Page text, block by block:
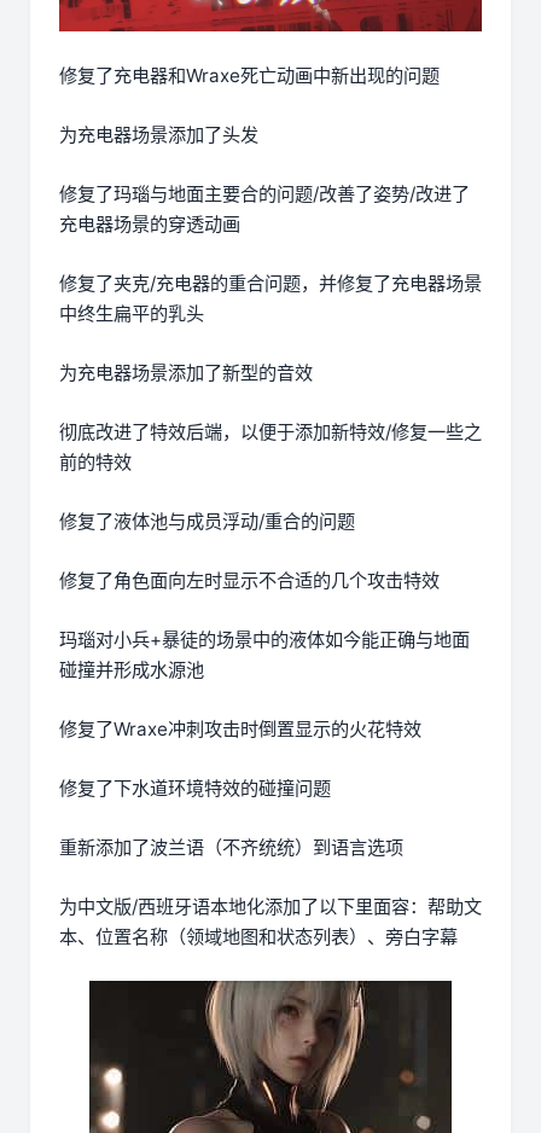
修复了充电器和Wraxe死亡动画中新出现的问题
为充电器场景添加了头发
修复了玛瑙与地面主要合的问题/改善了姿势/改进了
充电器场景的穿透动画
修复了夹克/充电器的重合问题，并修复了充电器场景
中终生扁平的乳头
为充电器场景添加了新型的音效
彻底改进了特效后端，以便于添加新特效/修复一些之
前的特效
修复了液体池与成员浮动/重合的问题
修复了角色面向左时显示不合适的几个攻击特效
玛瑙对小兵+暴徒的场景中的液体如今能正确与地面
碰撞并形成水源池
修复了Wraxe冲刺攻击时倒置显示的火花特效
修复了下水道环境特效的碰撞问题
重新添加了波兰语（不齐统统）到语言选项
为中文版/西班牙语本地化添加了以下里面容：帮助文
本、位置名称（领域地图和状态列表）、旁白字幕